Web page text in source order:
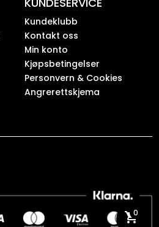
shopping_cart
0
Kundeklubb
Kontakt oss
Min konto
Kjøpsbetingelser
Personvern & Cookies
Angrerettskjema